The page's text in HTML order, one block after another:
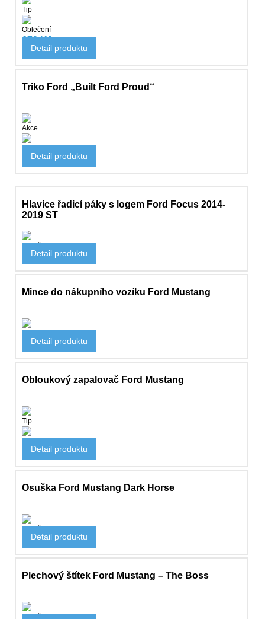
Tip
Oblečení
679 Kč
Detail produktu
Triko Ford „Built Ford Proud“
Akce
530 Kč
Detail produktu
Hlavice řadicí páky s logem Ford Focus 2014-
2019 ST
3 770 Kč
Detail produktu
Mince do nákupního vozíku Ford Mustang
157 Kč
Detail produktu
Obloukový zapalovač Ford Mustang
Tip
718 Kč
Detail produktu
Osuška Ford Mustang Dark Horse
547 Kč
Detail produktu
Plechový štítek Ford Mustang – The Boss